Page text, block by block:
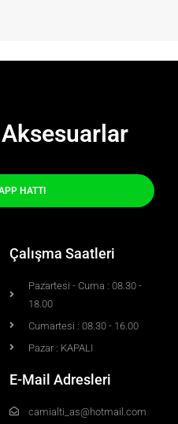
HATTI
Çalışma Saatleri
Pazartesi - Cuma : 08.30 -
18.00
Cumartesi : 08.30 - 16.00
Pazar : KAPALI
E-Mail Adresleri
camialti_as@hotmail.com